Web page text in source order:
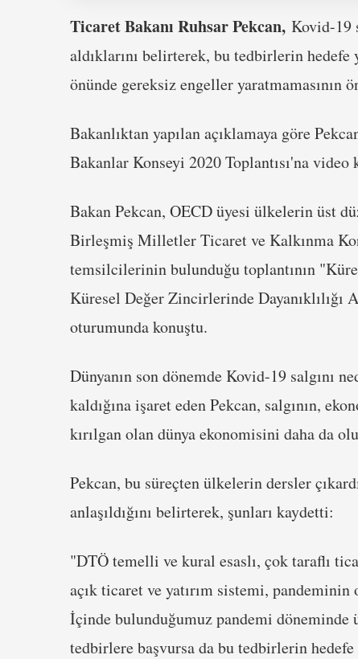
Ticaret Bakanı Ruhsar Pekcan, Kovid-19
aldıklarını belirterek, bu tedbirlerin
önünde gereksiz engeller yaratmamasının
Bakanlıktan yapılan açıklamaya göre
Bakanlar Konseyi 2020 Toplantısı'na video
Bakan Pekcan, OECD üyesi ülkelerin üst
Birleşmiş Milletler Ticaret ve Kalkınma
temsilcilerinin bulunduğu toplantının
Küresel Değer Zincirlerinde
oturumunda konuştu.
Dünyanın son dönemde Kovid-19 salgını
kaldığına işaret eden Pekcan, salgının,
kırılgan olan dünya ekonomisini daha da
Pekcan, bu süreçten ülkelerin dersler
anlaşıldığını belirterek, şunları kaydetti:
"DTÖ temelli ve kural esaslı, çok taraflı
açık ticaret ve yatırım sistemi,
İçinde bulunduğumuz pandemi
tedbirlere başvursa da bu tedbirlerin